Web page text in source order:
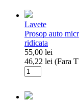
K2
Moli
–
Laveta
Microfibra
2
Fete
60x60
400
Lavete
Prosop auto
ridicata
55,00 lei
46,22 lei (Fara
Cantitate
Prosop
microfibra,